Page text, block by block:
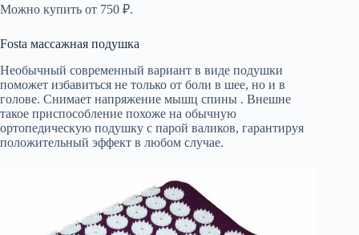
Можно купить от 750 ₽.
Fosta массажная подушка
Необычный современный вариант в виде подушки
поможет избавиться не только от боли в шее, но и в
голове. Снимает напряжение мышц спины . Внешне
такое приспособление похоже на обычную
ортопедическую подушку с парой валиков, гарантируя
положительный эффект в любом случае.